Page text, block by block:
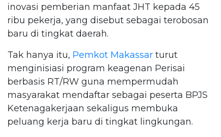
inovasi pemberian manfaat JHT kepada 45
ribu pekerja, yang disebut sebagai terobosan
baru di tingkat daerah.
Tak hanya itu, Pemkot Makassar turut
menginisiasi program keagenan Perisai
berbasis RT/RW guna mempermudah
masyarakat mendaftar sebagai peserta BPJS
Ketenagakerjaan sekaligus membuka
peluang kerja baru di tingkat lingkungan.